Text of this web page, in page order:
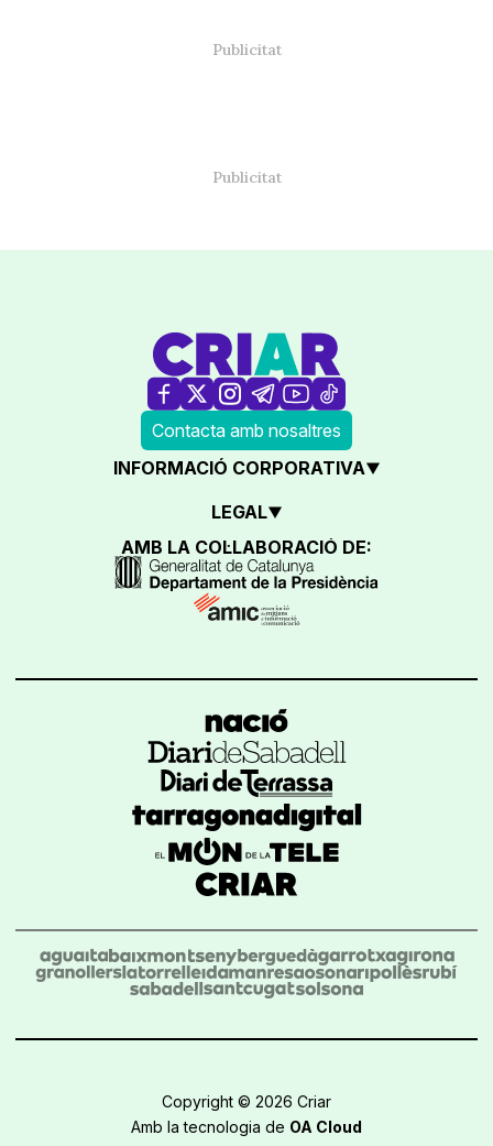
Contacta amb nosaltres
INFORMACIÓ CORPORATIVA
LEGAL
AMB LA COL·LABORACIÓ DE:
Copyright © 2026 Criar
Amb la tecnologia de OA Cloud